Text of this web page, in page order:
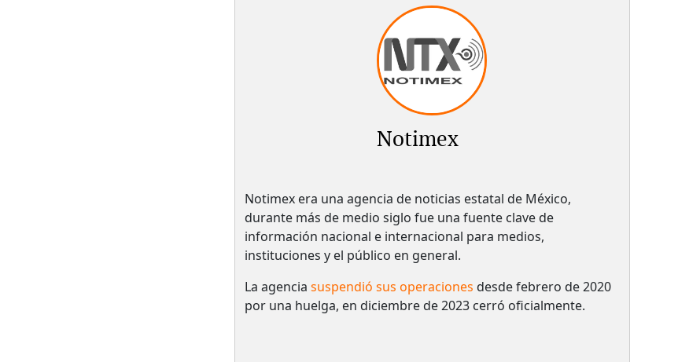
Notimex
Notimex era una agencia de noticias estatal de México,
durante más de medio siglo fue una fuente clave de
información nacional e internacional para medios,
instituciones y el público en general.
La agencia suspendió sus operaciones desde febrero de 2020
por una huelga, en diciembre de 2023 cerró oficialmente.